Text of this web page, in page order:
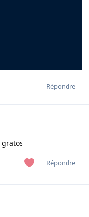
Répondre
Répondre